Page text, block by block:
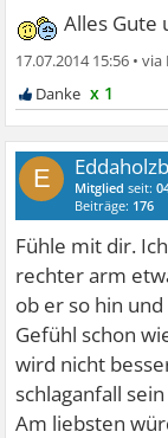
Alles Gute
17.07.2014 15:56 •
x 1
E Mitglied seit:
Beiträge: 176
Fühle mit dir.
rechter arm
ob er so hin
Gefühl schon
wird nicht
schlaganfall
Am liebsten